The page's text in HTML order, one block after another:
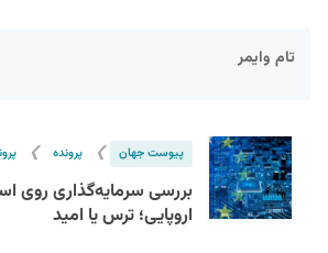
تام وایمر
پیوست جهان ❯ پرونده ❯
بررسی سرمایه‌گذاری روی
اروپایی؛ ترس یا امید